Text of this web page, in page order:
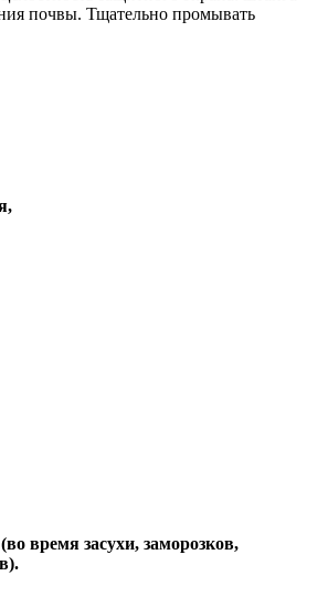
почвы. Тщательно промывать
время засухи, заморозков,